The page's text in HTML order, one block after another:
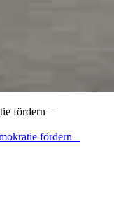
fördern –
fördern –